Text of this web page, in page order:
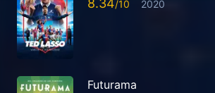
2020
Futurama